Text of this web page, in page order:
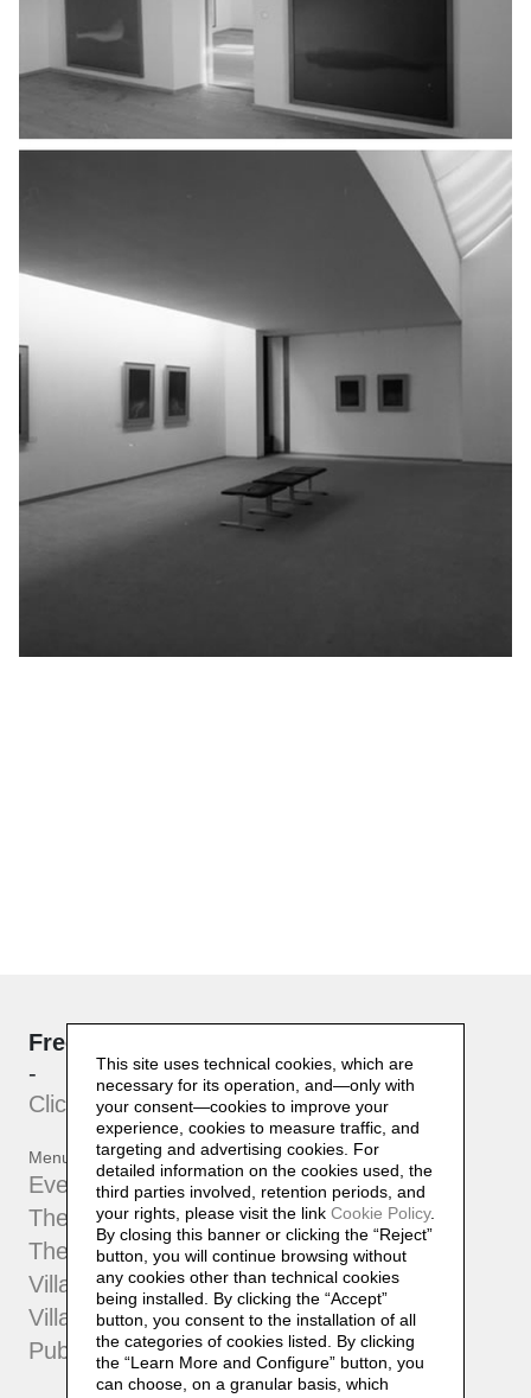
Free entrance
-
Click hereto subscribe to ournewsletter
Menu
Events
The Collection
The Foundation
Villa Pia Museum
Villa Pia 2
Publications
This site uses technical cookies, which are
necessary for its operation, and—only with
your consent—cookies to improve your
experience, cookies to measure traffic, and
targeting and advertising cookies. For
detailed information on the cookies used, the
third parties involved, retention periods, and
your rights, please visit the link Cookie Policy.
By closing this banner or clicking the “Reject”
button, you will continue browsing without
any cookies other than technical cookies
being installed. By clicking the “Accept”
button, you consent to the installation of all
the categories of cookies listed. By clicking
the “Learn More and Configure” button, you
can choose, on a granular basis, which